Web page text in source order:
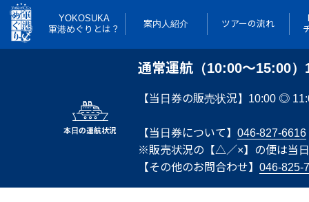
YOKOSUKA
軍港めぐりとは？
案内人紹介 ツアーの流れ
本日の運航状況
通常運航（10:00～15:00）
【当日券の販売状況】10:00 ◎
【当日券について】 046-827-6616
※販売状況の【△／×】の便は当
【その他のお問合わせ】 046-825-